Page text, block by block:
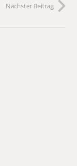
Nächster Beitrag